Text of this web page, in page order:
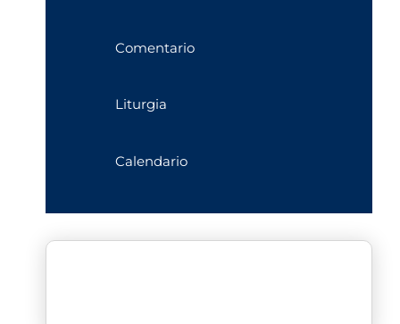
Comentario
Liturgia
Calendario